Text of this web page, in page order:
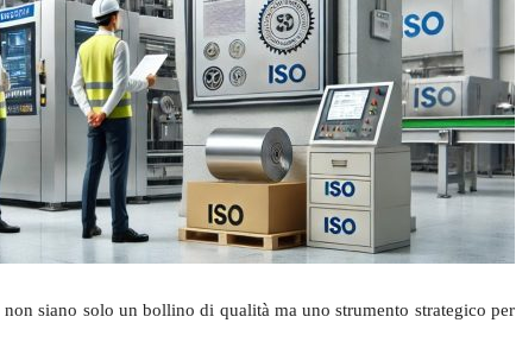
non siano solo un bollino di qualità ma uno strumento strategico per